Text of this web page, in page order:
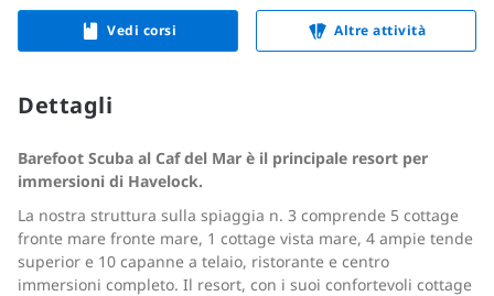
Vedi corsi Altre attività
Dettagli
Barefoot Scuba al Caf del Mar è il principale resort per
immersioni di Havelock.
La nostra struttura sulla spiaggia n. 3 comprende 5 cottage
fronte mare fronte mare, 1 cottage vista mare, 4 ampie tende
superior e 10 capanne a telaio, ristorante e centro
immersioni completo. Il resort, con i suoi confortevoli cottage